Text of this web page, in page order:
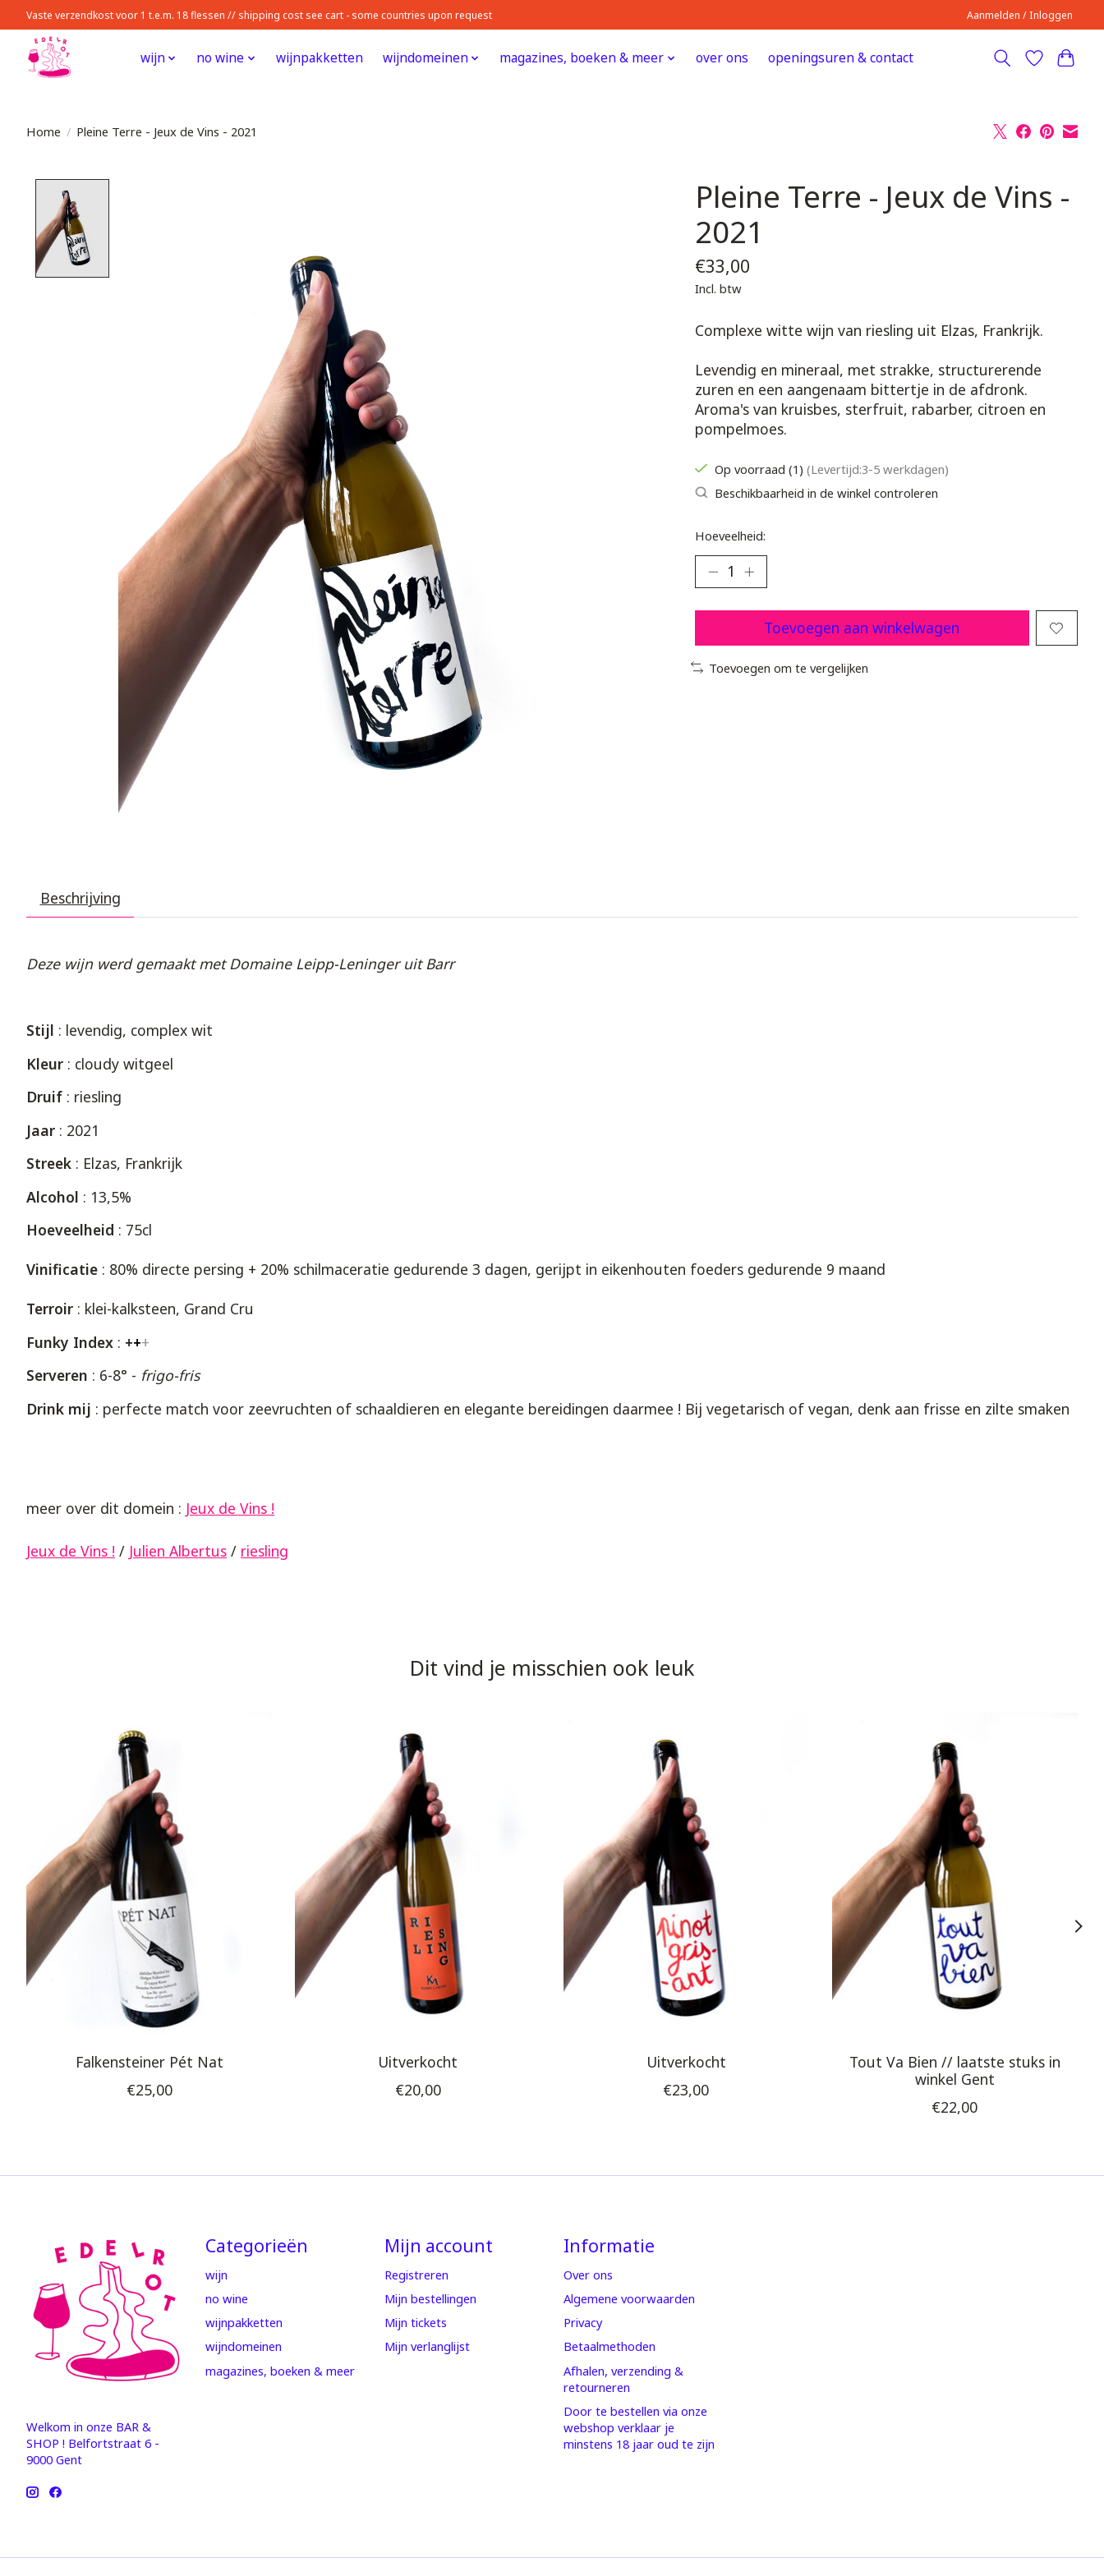
Vaste verzendkost voor 1 t.e.m. 18 flessen // shipping cost see cart - some countries upon request Aanmelden / Inloggen
wijn no wine wijnpakketten wijndomeinen magazines, boeken & meer over ons openingsuren & contact
Home / Pleine Terre - Jeux de Vins - 2021
Pleine Terre - Jeux de Vins -
2021
€33,00
Incl. btw
Complexe witte wijn van riesling uit Elzas, Frankrijk.
Levendig en mineraal, met strakke, structurerende
zuren en een aangenaam bittertje in de afdronk.
Aroma's van kruisbes, sterfruit, rabarber, citroen en
pompelmoes.
Op voorraad (1) (Levertijd:3-5 werkdagen)
Beschikbaarheid in de winkel controleren
Hoeveelheid:
Toevoegen aan winkelwagen
Toevoegen om te vergelijken
Beschrijving
Deze wijn werd gemaakt met Domaine Leipp-Leninger uit Barr
Stijl : levendig, complex wit
Kleur : cloudy witgeel
Druif : riesling
Jaar : 2021
Streek : Elzas, Frankrijk
Alcohol : 13,5%
Hoeveelheid : 75cl
Vinificatie : 80% directe persing + 20% schilmaceratie gedurende 3 dagen, gerijpt in eikenhouten foeders gedurende 9 maand
Terroir : klei-kalksteen, Grand Cru
Funky Index : +++
Serveren : 6-8° - frigo-fris
Drink mij : perfecte match voor zeevruchten of schaaldieren en elegante bereidingen daarmee ! Bij vegetarisch of vegan, denk aan frisse en zilte smaken
meer over dit domein : Jeux de Vins !
Jeux de Vins ! / Julien Albertus / riesling
Dit vind je misschien ook leuk
Falkensteiner Pét Nat
€25,00
Uitverkocht
€20,00
Uitverkocht
€23,00
Tout Va Bien // laatste stuks in
winkel Gent
€22,00
Welkom in onze BAR &
SHOP ! Belfortstraat 6 -
9000 Gent
Categorieën
wijn
no wine
wijnpakketten
wijndomeinen
magazines, boeken & meer
Mijn account
Registreren
Mijn bestellingen
Mijn tickets
Mijn verlanglijst
Informatie
Over ons
Algemene voorwaarden
Privacy
Betaalmethoden
Afhalen, verzending &
retourneren
Door te bestellen via onze
webshop verklaar je
minstens 18 jaar oud te zijn